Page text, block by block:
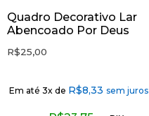
Quadro Decorativo Lar
Abencoado Por Deus
R$25,00
Em até 3x de R$8,33 sem juros